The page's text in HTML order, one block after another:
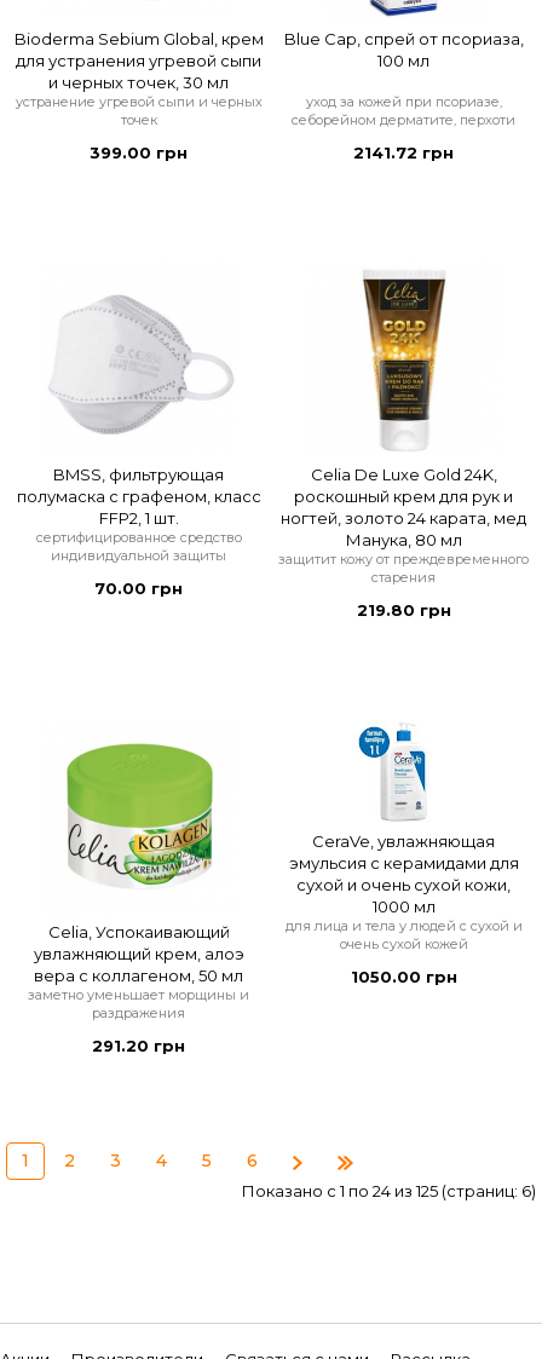
Bioderma Sebium Global, крем
для устранения угревой сыпи
и черных точек, 30 мл
устранение угревой сыпи и черных
точек
399.00 грн
Blue Cap, спрей от псориаза,
100 мл
уход за кожей при псориазе,
себорейном дерматите, перхоти
2141.72 грн
BMSS, фильтрующая
полумаска с графеном, класс
FFP2, 1 шт.
сертифицированное средство
индивидуальной защиты
70.00 грн
Celia De Luxe Gold 24K,
роскошный крем для рук и
ногтей, золото 24 карата, мед
Манука, 80 мл
защитит кожу от преждевременного
старения
219.80 грн
Celia, Успокаивающий
увлажняющий крем, алоэ
вера с коллагеном, 50 мл
заметно уменьшает морщины и
раздражения
291.20 грн
CeraVe, увлажняющая
эмульсия с керамидами для
сухой и очень сухой кожи,
1000 мл
для лица и тела у людей с сухой и
очень сухой кожей
1050.00 грн
1 2 3 4 5 6
Показано с 1 по 24 из 125 (страниц: 6)